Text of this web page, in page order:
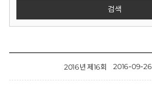
검색
2016년 제16회 2016-09-26